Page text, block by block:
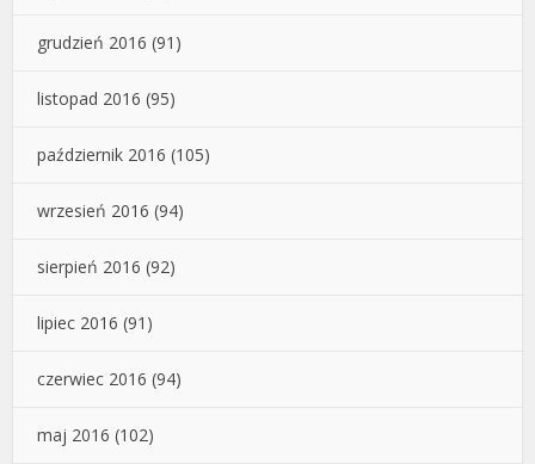
grudzień 2016 (91)
listopad 2016 (95)
październik 2016 (105)
wrzesień 2016 (94)
sierpień 2016 (92)
lipiec 2016 (91)
czerwiec 2016 (94)
maj 2016 (102)